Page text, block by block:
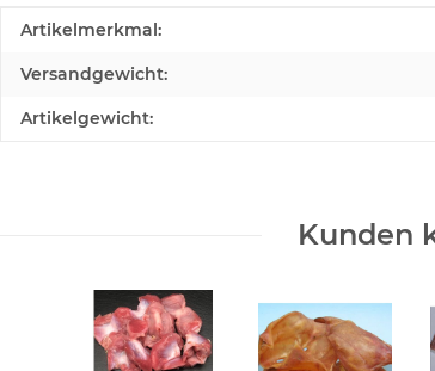
Produkteigenschaft
Wert
Artikelmerkmal:
Versandgewicht:
Artikelgewicht:
Kunden